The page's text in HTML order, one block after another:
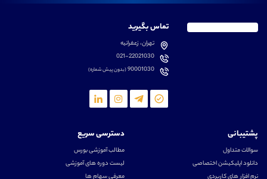
تماس بگیرید
تهران، زعفرانیه
021-22021030
90001030(بدون پیش شماره)
پشتیبانی
سوالات متداول
دانلود اپلیکیشن اختصاصی
نرم افزار های کاربردی
دسترسی سریع
مطالب آموزشی بورس
لیست دوره های آموزشی
معرفی سهام ها